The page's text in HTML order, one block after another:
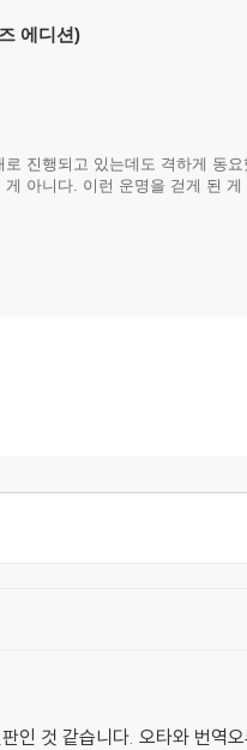
에디션)
진행되고 있는데도 격하게 동
아니다. 이런 운명을 걷게 된
인 것 같습니다. 오타와 번역